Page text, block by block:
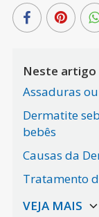
Neste artigo
Assaduras
Dermatite
bebês
Causas da
Tratamento